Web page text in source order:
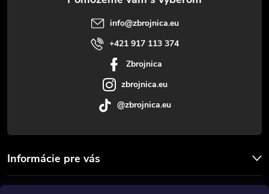
Informácie pre vás
info@zbrojnica.eu
+421 917 113 374
Zbrojnica
zbrojnica.eu
@zbrojnica.eu